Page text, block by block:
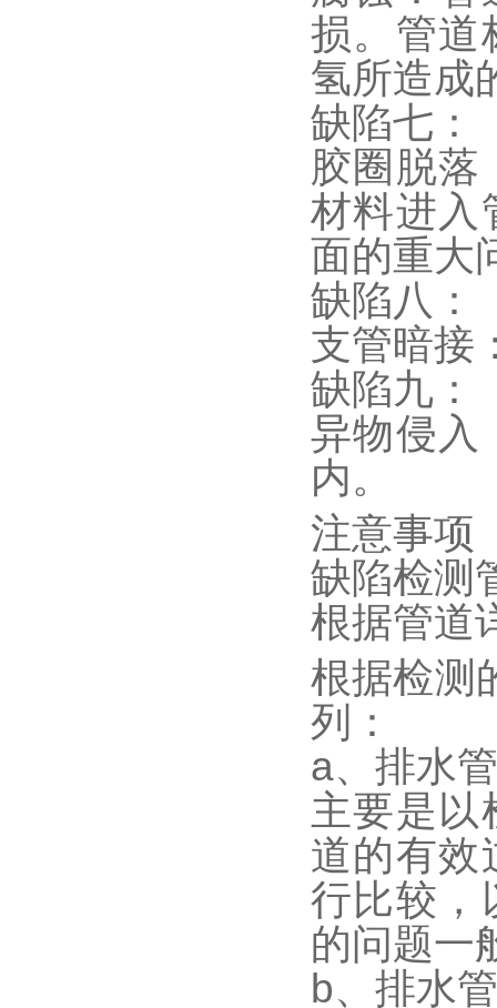
损。管道
氢所造成
缺陷七：
胶圈脱落
材料进入
面的重大
缺陷八：
支管暗接
缺陷九：
异物侵入
内。
注意事项
缺陷检测
根据管道
根据检测
列：
a、排水
主要是以
道的有效
行比较，
的问题一
b、排水